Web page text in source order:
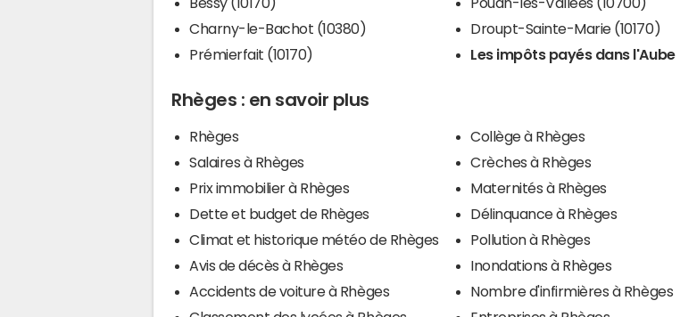
Charny-le-Bachot (10380)
Prémierfait (10170)
Droupt-Sainte-Marie (10170)
Les impôts payés dans l'Aube
Rhèges : en savoir plus
Rhèges
Salaires à Rhèges
Prix immobilier à Rhèges
Dette et budget de Rhèges
Climat et historique météo de Rhèges
Avis de décès à Rhèges
Accidents de voiture à Rhèges
Collège à Rhèges
Crèches à Rhèges
Maternités à Rhèges
Délinquance à Rhèges
Pollution à Rhèges
Inondations à Rhèges
Nombre d'infirmières à Rhèges